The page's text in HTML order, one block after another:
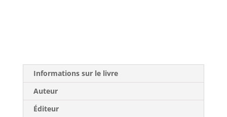
Informations sur le livre
Auteur
Éditeur